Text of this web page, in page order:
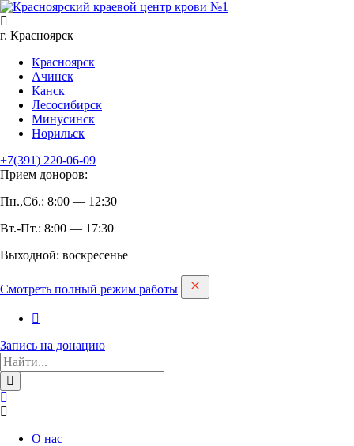
г. Красноярск
Красноярск
Ачинск
Канск
Лесосибирск
Минусинск
Норильск
+7(391) 220-06-09
Прием доноров:
Пн.,Сб.: 8:00 — 12:30
Вт.-Пт.: 8:00 — 17:30
Выходной: воскресенье
Смотреть полный режим работы
Запись на дoнацию
О нас